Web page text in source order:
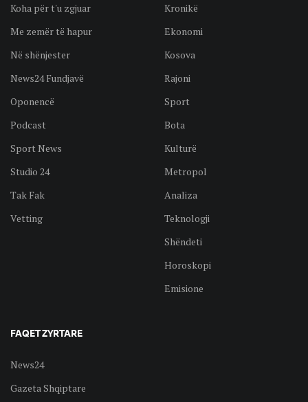
Koha për t'u zgjuar
Me zemër të hapur
Në shënjester
News24 Fundjavë
Oponencë
Podcast
Sport News
Studio 24
Tak Fak
Vetting
Kronikë
Ekonomi
Kosova
Rajoni
Sport
Bota
Kulturë
Metropol
Analiza
Teknologji
Shëndeti
Horoskopi
Emisione
FAQET ZYRTARE
News24
Gazeta Shqiptare